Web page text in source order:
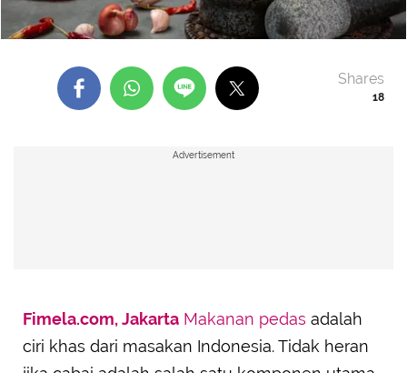
18
Shares
Advertisement
Fimela.com, Jakarta Makanan pedas adalah
ciri khas dari masakan Indonesia. Tidak heran